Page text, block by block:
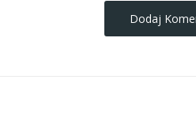
Dodaj